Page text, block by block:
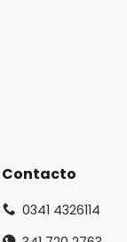
Contacto
0341 4326114